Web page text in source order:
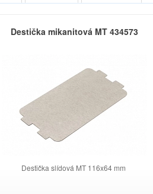
Destička mikanitová MT 434573
Destička slídová MT 116x64 mm